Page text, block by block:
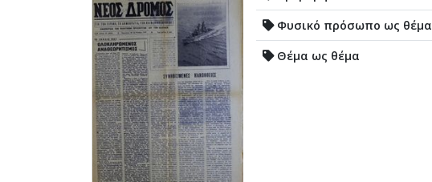
Φυσικό πρόσωπο ως θέμα
Θέμα ως θέμα